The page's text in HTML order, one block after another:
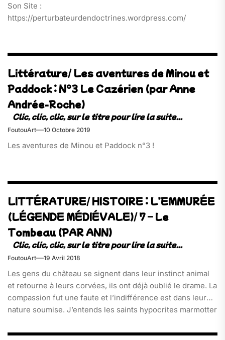
Son Site :
https://perturbateurdendoctrines.wordpress.com/
Littérature/ Les aventures de Minou et
Paddock : N°3 Le Cazérien (par Anne
Andrée-Roche)
FoutouArt 10 Octobre 2019
Les aventures de Minou et Paddock n°3 !
LITTÉRATURE/ HISTOIRE : L’EMMURÉE
(LÉGENDE MÉDIÉVALE)/ 7 – Le
Tombeau (PAR ANN)
FoutouArt 19 Avril 2018
Les gens du château se signent dans leur instinct animal
et retourne à leurs corvées, ils ont déjà oublié le drame. La
compassion fut une faute et l’indifférence est dans leur
nature soumise. J’entends les saints hypocrites marmotter
ne courrais-je entravée dans mes jupes, vous auriez vite